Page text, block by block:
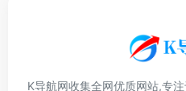
K导航网收集全网优质网站,专